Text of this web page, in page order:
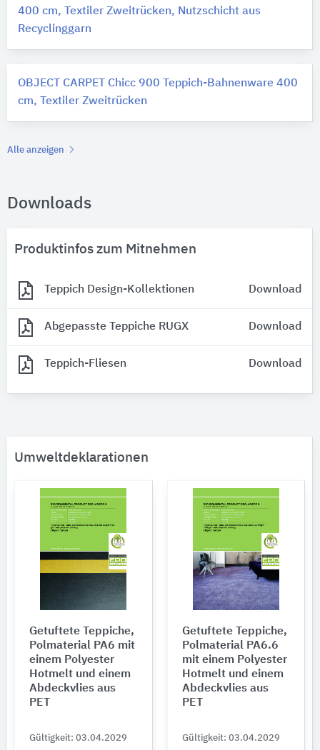
400 cm, Textiler Zweitrücken, Nutzschicht aus
Recyclinggarn
OBJECT CARPET Chicc 900 Teppich-Bahnenware 400
cm, Textiler Zweitrücken
Alle anzeigen
Downloads
Produktinfos zum Mitnehmen
Teppich Design-Kollektionen Download
Abgepasste Teppiche RUGX Download
Teppich-Fliesen Download
Umweltdeklarationen
Getuftete Teppiche,
Polmaterial PA6 mit
einem Polyester
Hotmelt und einem
Abdeckvlies aus
PET
Gültigkeit: 03.04.2029
Getuftete Teppiche,
Polmaterial PA6.6
mit einem Polyester
Hotmelt und einem
Abdeckvlies aus
PET
Gültigkeit: 03.04.2029